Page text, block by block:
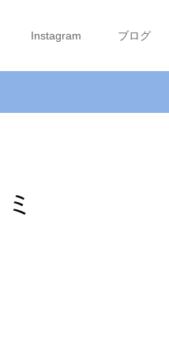
Instagram ブログ